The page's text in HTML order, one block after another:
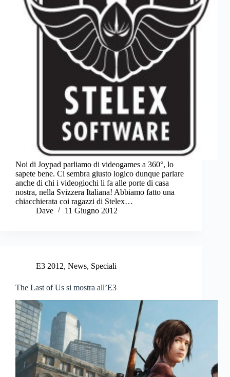
Noi di Joypad parliamo di videogames a 360°, lo
sapete bene. Ci sembra giusto logico dunque parlare
anche di chi i videogiochi li fa alle porte di casa
nostra, nella Svizzera Italiana! Abbiamo fatto una
chiacchierata coi ragazzi di Stelex…
Dave
11 Giugno 2012
E3 2012, News, Speciali
The Last of Us si mostra all’E3